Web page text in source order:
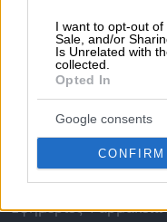
I want to opt-out of
Sale, and/or
Is Unrelated with
collected.
Opted In
Google consents
CONFIRM
Τοπική
Θεσσαλονίκη
Περιστέρι Καβάλα
περισσότερα >>
Χρήσιμα Σήμερα
Εφημερίες